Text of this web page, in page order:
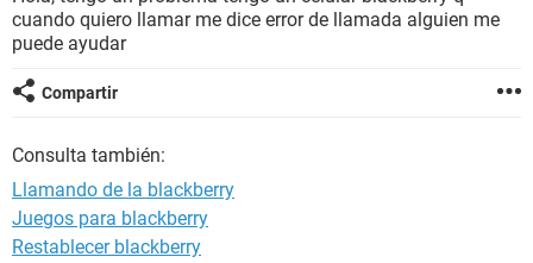
cuando quiero llamar me dice error de llamada alguien me
puede ayudar
Compartir
Consulta también:
Llamando de la blackberry
Juegos para blackberry
Restablecer blackberry